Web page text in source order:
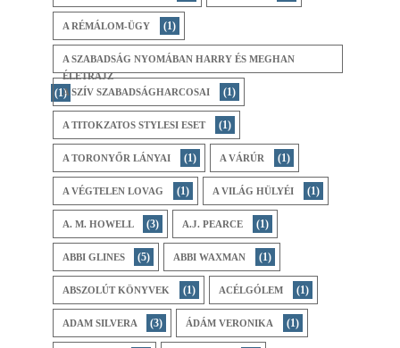
A RÉMÁLOM-ÜGY (1)
A SZABADSÁG NYOMÁBAN HARRY ÉS MEGHAN
ÉLETRAJZ
(1)A SZÍV SZABADSÁGHARCOSAI (1)
A TITOKZATOS STYLESI ESET (1)
A ​TORONYŐR LÁNYAI (1) A VÁRÚR (1)
A VÉGTELEN LOVAG (1) A VILÁG HÜLYÉI (1)
A. M. HOWELL (3) A.J. PEARCE (1)
ABBI GLINES (5) ABBI WAXMAN (1)
ABSZOLÚT KÖNYVEK (1) ACÉLGÓLEM (1)
ADAM SILVERA (3) ÁDÁM VERONIKA (1)